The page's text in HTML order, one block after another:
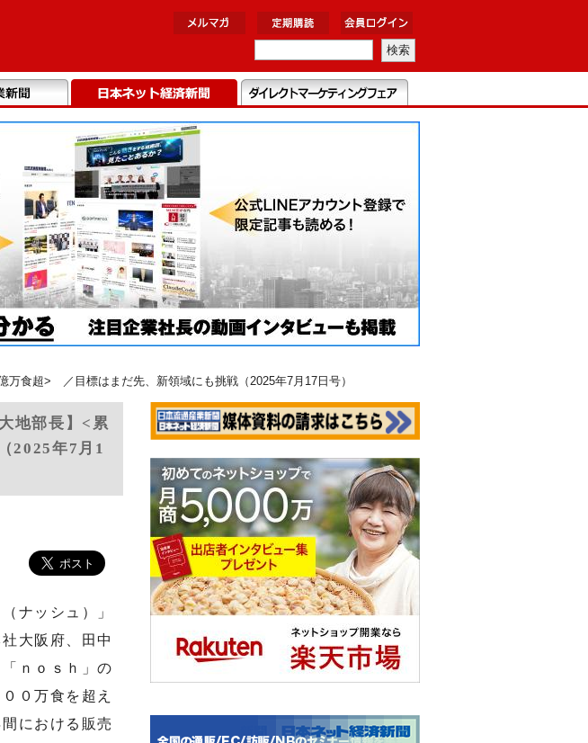
食超> ／目標はまだ先、新領域にも挑戦（2025年7月17日号）
地部長】<累
2025年7月1
ナッシュ）」
大阪府、田中
ｎｏｓｈ」の
０万食を超え
における販売